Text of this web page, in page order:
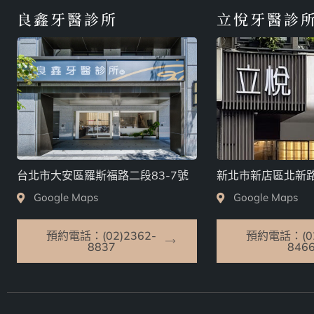
良鑫牙醫診所
台北市大安區羅斯福路二段83-7號
Google Maps
預約電話：(02)2362-
8837
立悅牙醫診
新北市新店區北新
Google Maps
預約電話：